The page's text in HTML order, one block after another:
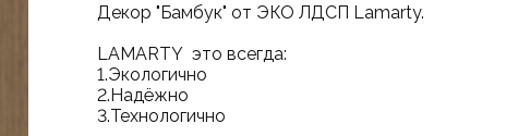
Декор "Бамбук" от ЭКО ЛДСП Lamarty.
LAMARTY это всегда:
1.Экологично
2.Надёжно
3.Технологично